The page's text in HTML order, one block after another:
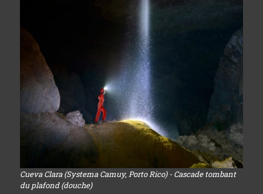
Cueva Clara (Systema Camuy, Porto Rico) - Cascade tombant
du plafond (douche)